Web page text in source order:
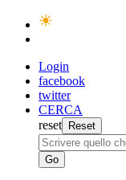
Login
facebook
twitter
CERCA
reset